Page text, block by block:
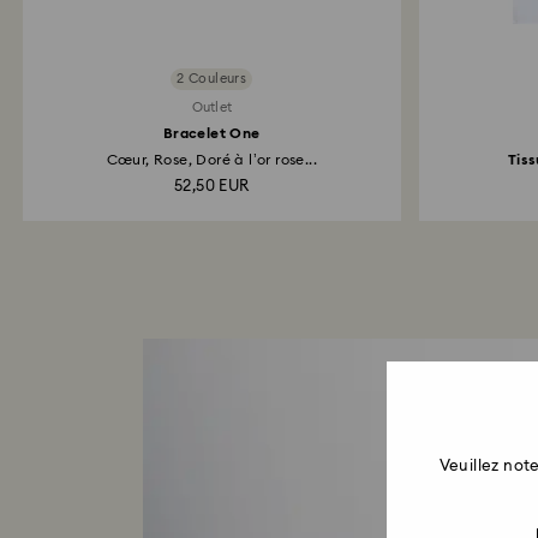
2 Couleurs
Outlet
Bracelet One
Cœur, Rose, Doré à l’or rose...
52,50 EUR
Veuillez